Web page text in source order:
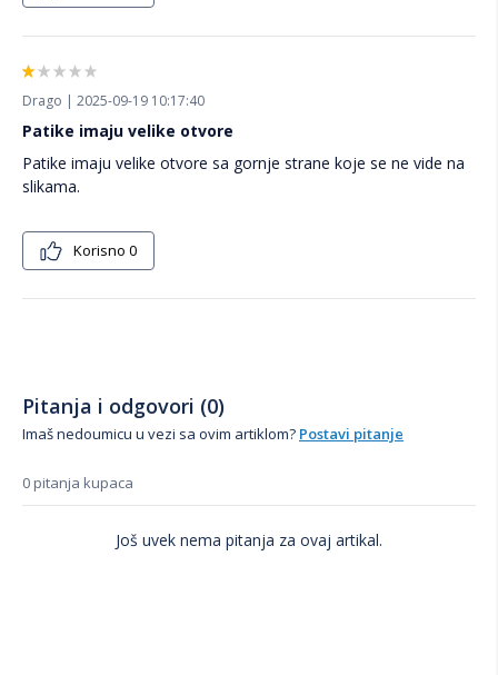
Drago | 2025-09-19 10:17:40
Patike imaju velike otvore
Patike imaju velike otvore sa gornje strane koje se ne vide na
slikama.
Korisno 0
Pitanja i odgovori (0)
Imaš nedoumicu u vezi sa ovim artiklom? Postavi pitanje
0 pitanja kupaca
Još uvek nema pitanja za ovaj artikal.